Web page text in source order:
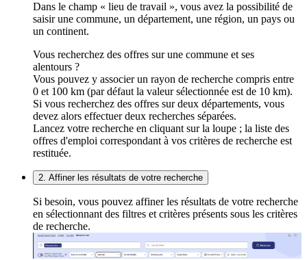
Dans le champ « lieu de travail », vous avez la possibilité de
saisir une commune, un département, une région, un pays ou
un continent.
Vous recherchez des offres sur une commune et ses
alentours ?
Vous pouvez y associer un rayon de recherche compris entre
0 et 100 km (par défaut la valeur sélectionnée est de 10 km).
Si vous recherchez des offres sur deux départements, vous
devez alors effectuer deux recherches séparées.
Lancez votre recherche en cliquant sur la loupe ; la liste des
offres d'emploi correspondant à vos critères de recherche est
restituée.
2. Affiner les résultats de votre recherche
Si besoin, vous pouvez affiner les résultats de votre recherche
en sélectionnant des filtres et critères présents sous les critères
de recherche.